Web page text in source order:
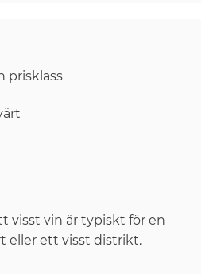
prisklass
visst vin är typiskt för en
eller ett visst distrikt.